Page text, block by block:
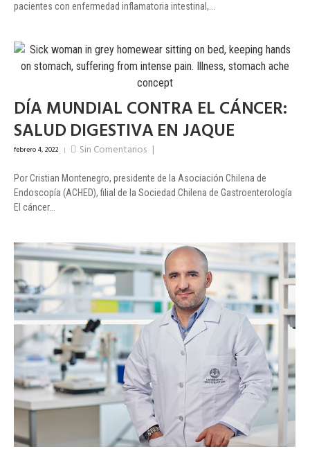
pacientes con enfermedad inflamatoria intestinal,...
DÍA MUNDIAL CONTRA EL CÁNCER:
SALUD DIGESTIVA EN JAQUE
febrero 4, 2022 | Sin Comentarios |
Por Cristian Montenegro, presidente de la Asociación Chilena de
Endoscopía (ACHED), filial de la Sociedad Chilena de Gastroenterología
El cáncer...